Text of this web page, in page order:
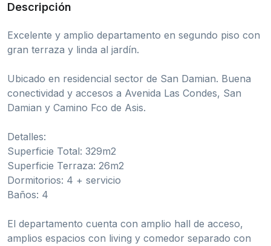
Descripción
Excelente y amplio departamento en segundo piso con
gran terraza y linda al jardín.
Ubicado en residencial sector de San Damian. Buena
conectividad y accesos a Avenida Las Condes, San
Damian y Camino Fco de Asis.
Detalles:
Superficie Total: 329m2
Superficie Terraza: 26m2
Dormitorios: 4 + servicio
Baños: 4
El departamento cuenta con amplio hall de acceso,
amplios espacios con living y comedor separado con